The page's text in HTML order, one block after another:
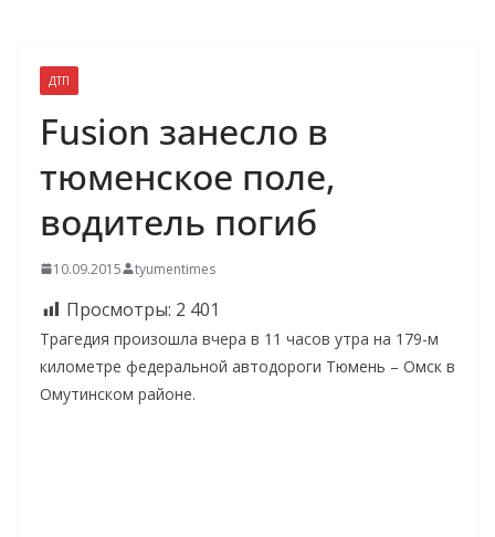
ДТП
Fusion занесло в
тюменское поле,
водитель погиб
10.09.2015 tyumentimes
Просмотры: 2 401
Трагедия произошла вчера в 11 часов утра на 179-м
километре федеральной автодороги Тюмень – Омск в
Омутинском районе.